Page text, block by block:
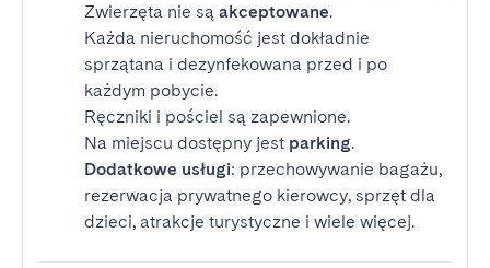
Zwierzęta nie są akceptowane.
Każda nieruchomość jest dokładnie
sprzątana i dezynfekowana przed i po
każdym pobycie.
Ręczniki i pościel są zapewnione.
Na miejscu dostępny jest parking.
Dodatkowe usługi: przechowywanie bagażu,
rezerwacja prywatnego kierowcy, sprzęt dla
dzieci, atrakcje turystyczne i wiele więcej.